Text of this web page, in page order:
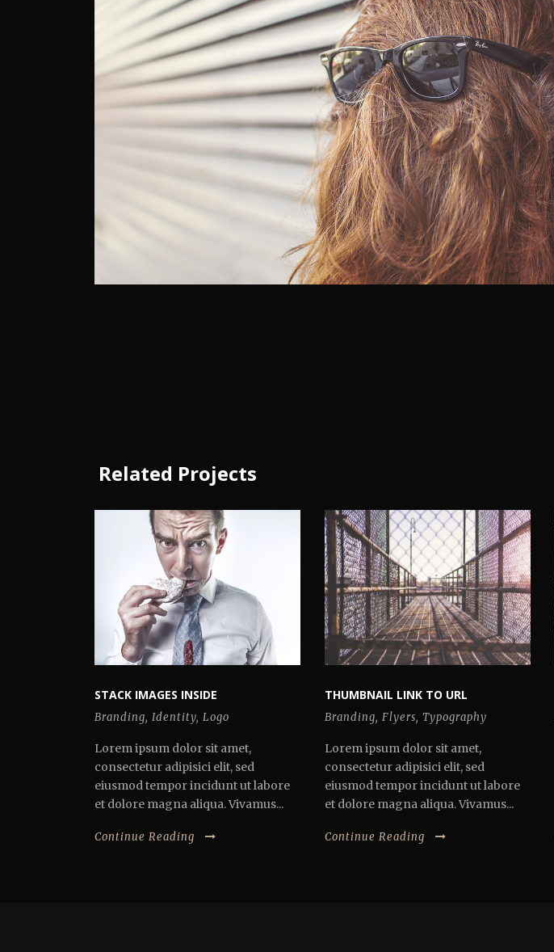
Related Projects
STACK IMAGES INSIDE
Branding, Identity, Logo
Lorem ipsum dolor sit amet,
consectetur adipisici elit, sed
eiusmod tempor incidunt ut labore
et dolore magna aliqua. Vivamus...
Continue Reading
THUMBNAIL LINK TO URL
Branding, Flyers, Typography
Lorem ipsum dolor sit amet,
consectetur adipisici elit, sed
eiusmod tempor incidunt ut labore
et dolore magna aliqua. Vivamus...
Continue Reading